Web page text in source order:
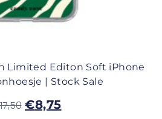
Limited Editon Soft iPhone
| Stock Sale
17,50 €8,75